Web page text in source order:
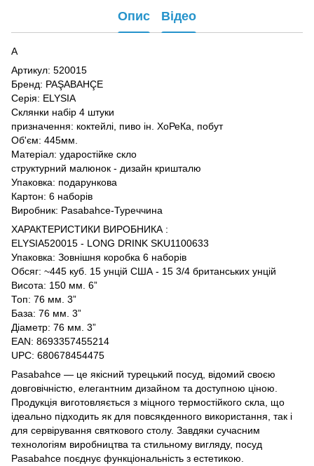
Опис Відео
А
Артикул: 520015
Бренд: PAŞABAHÇE
Серія: ELYSIA
Склянки набір 4 штуки
призначення: коктейлі, пиво ін. ХоРеКа, побут
Об'єм: 445мм.
Матеріал: ударостійке скло
структурний малюнок - дизайн кришталю
Упаковка: подарункова
Картон: 6 наборів
Виробник: Pasabahce-Туреччина
ХАРАКТЕРИСТИКИ ВИРОБНИКА :
ELYSIA520015 - LONG DRINK SKU1100633
Упаковка: Зовнішня коробка 6 наборів
Обсяг: ~445 куб. 15 унцій США - 15 3/4 британських унцій
Висота: 150 мм. 6”
Топ: 76 мм. 3”
База: 76 мм. 3”
Діаметр: 76 мм. 3”
EAN: 8693357455214
UPC: 680678454475
Pasabahce — це якісний турецький посуд, відомий своєю
довговічністю, елегантним дизайном та доступною ціною.
Продукція виготовляється з міцного термостійкого скла, що
ідеально підходить як для повсякденного використання, так і
для сервірування святкового столу. Завдяки сучасним
технологіям виробництва та стильному вигляду, посуд
Pasabahce поєднує функціональність з естетикою.